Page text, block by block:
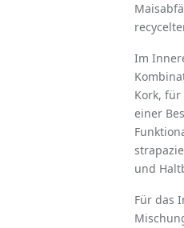
Im
Kork, für
einer
und
Für das